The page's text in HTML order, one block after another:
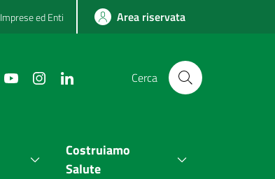
Imprese ed Enti Area riservata
Cerca
Costruiamo
Salute